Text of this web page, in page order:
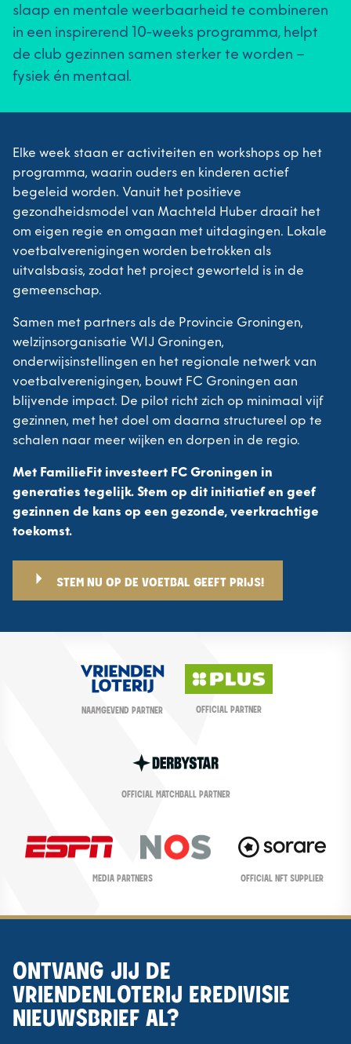
slaap en mentale weerbaarheid te combineren
in een inspirerend 10-weeks programma, helpt
de club gezinnen samen sterker te worden –
fysiek én mentaal.
Elke week staan er activiteiten en workshops op het
programma, waarin ouders en kinderen actief
begeleid worden. Vanuit het positieve
gezondheidsmodel van Machteld Huber draait het
om eigen regie en omgaan met uitdagingen. Lokale
voetbalverenigingen worden betrokken als
uitvalsbasis, zodat het project geworteld is in de
gemeenschap.
Samen met partners als de Provincie Groningen,
welzijnsorganisatie WIJ Groningen,
onderwijsinstellingen en het regionale netwerk van
voetbalverenigingen, bouwt FC Groningen aan
blijvende impact. De pilot richt zich op minimaal vijf
gezinnen, met het doel om daarna structureel op te
schalen naar meer wijken en dorpen in de regio.
Met FamilieFit investeert FC Groningen in
generaties tegelijk. Stem op dit initiatief en geef
gezinnen de kans op een gezonde, veerkrachtige
toekomst.
STEM NU OP DE VOETBAL GEEFT PRIJS!
NAAMGEVEND PARTNER OFFICIAL PARTNER
OFFICIAL MATCHBALL PARTNER
MEDIA PARTNERS OFFICIAL NFT SUPPLIER
ONTVANG JIJ DE
VRIENDENLOTERIJ EREDIVISIE
NIEUWSBRIEF AL?